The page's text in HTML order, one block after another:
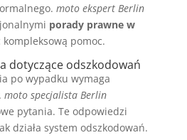
moto ekspert Berlin
porady prawne w
pomoc.
dotyczące odszkodowań
po wypadku wymaga
moto specjalista Berlin
pytania. Te odpowiedzi
działa system odszkodowań.